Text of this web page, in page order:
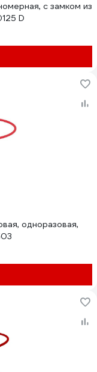
с замком из
D
одноразовая,